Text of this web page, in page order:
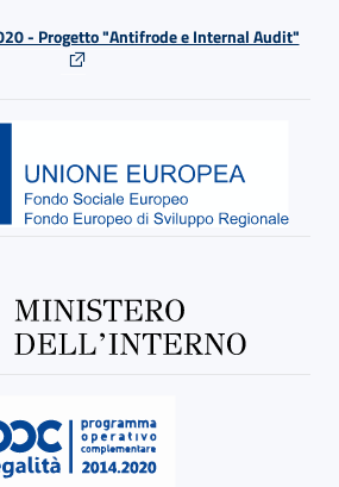
- Progetto "Antifrode e Internal Audit"